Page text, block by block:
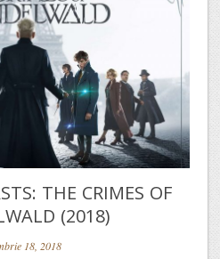
THE CRIMES OF
(2018)
18, 2018